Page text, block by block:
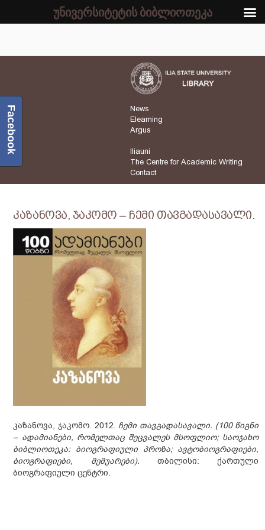
News
Elearning
Argus
Iliauni
The Centre for Academic Writing
Contact
კაზანოვა, ჯაკომო – ჩემი თავგადასავალი.
კაზანოვა, ჯაკომო. 2012. ჩემი თავგადასავალი. (100 წიგნი
– ადამიანები, რომელთაც შეცვალეს მსოფლიო; საოჯახო
ბიბლიოთეკა: ბიოგრაფიული პროზა; ავტობიოგრაფიები,
ბიოგრაფიები, მემუარები).თბილისი: ქართული
ბიოგრაფიული ცენტრი.
Facebook
უნივერსიტეტის ბიბლიოთეკა